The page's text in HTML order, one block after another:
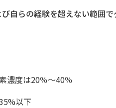
自らの経験を超えない範囲で
濃度は20％～40％
以下